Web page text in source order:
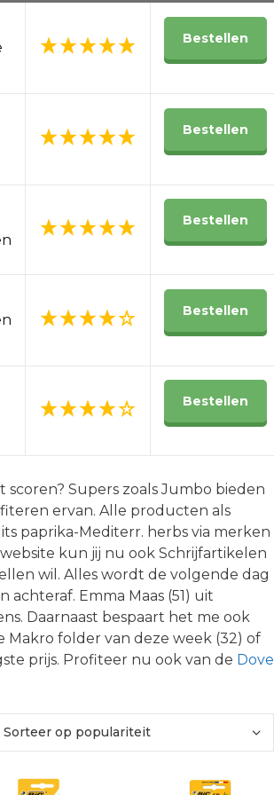
Bestellen
Bestellen
Bestellen
Bestellen
Bestellen
Supers zoals Jumbo bieden
ervan. Alle producten als
paprika-Mediterr. herbs via merken
website kun jij nu ook Schrijfartikelen
wil. Alles wordt de volgende dag
Emma Maas (51) uit
Daarnaast bespaart het me ook
folder van deze week (32) of
prijs. Profiteer nu ook van de Dove